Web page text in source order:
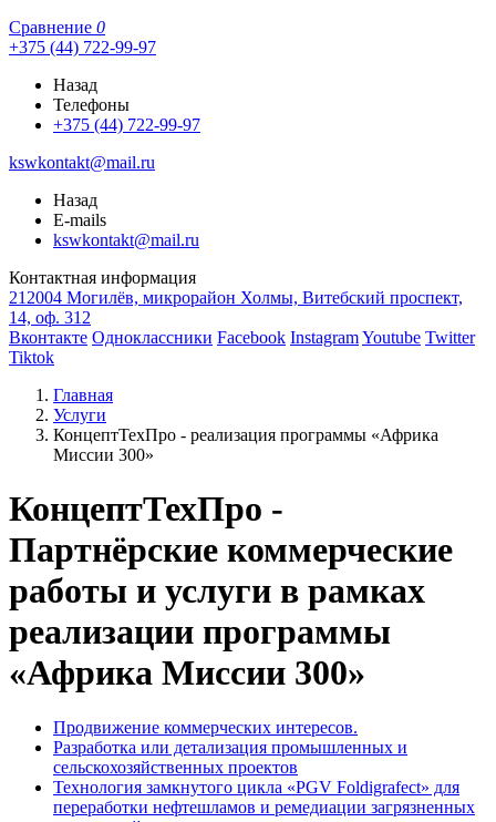
Сравнение 0
+375 (44) 722-99-97
Назад
Телефоны
+375 (44) 722-99-97
kswkontakt@mail.ru
Назад
E-mails
kswkontakt@mail.ru
Контактная информация
212004 Могилёв, микрорайон Холмы, Витебский проспект,
14, оф. 312
Вконтакте Одноклассники Facebook InstagramYoutube Twitter
Tiktok
Главная
Услуги
КонцептТехПро - реализация программы «Африка
Миссии 300»
КонцептТехПро -
Партнёрские коммерческие
работы и услуги в рамках
реализации программы
«Африка Миссии 300»
Продвижение коммерческих интересов.
Разработка или детализация промышленных и
сельскохозяйственных проектов
Технология замкнутого цикла «PGV Foldigrafect» для
переработки нефтешламов и ремедиации загрязненных